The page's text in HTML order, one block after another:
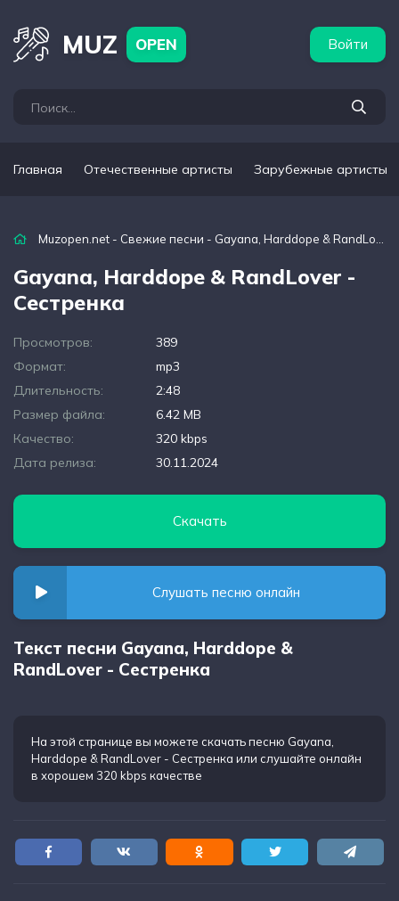
MUZ OPEN Войти
Главная Отечественные артисты Зарубежные артисты
Muzopen.net - Свежие песни - Gayana, Harddope & RandLover - Сестренка
Gayana, Harddope & RandLover -
Сестренка
Просмотров:
389
Формат:
mp3
Длительность:
2:48
Размер файла:
6.42 MB
Качество:
320 kbps
Дата релиза:
30.11.2024
Скачать
Слушать песню онлайн
Текст песни Gayana, Harddope &
RandLover - Сестренка
На этой странице вы можете скачать песню Gayana,
Harddope & RandLover - Сестренка или слушайте онлайн
в хорошем 320 kbps качестве
артисты Популярные подборки